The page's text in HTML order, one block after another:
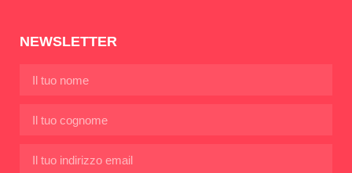
NEWSLETTER